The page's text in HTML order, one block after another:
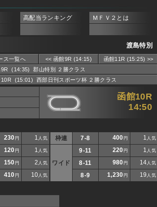
高配当ランキング
ＭＦＶ２とは
渡島特別
ス一覧へ << 函館9R (14:15)
函館11R (15:25) >>
9R (14:35) 郡山特別 ２勝クラス
10R (15:01) 西部日刊スポーツ杯 ２勝クラス
函館10R
14:50
230 円 1 人気
120 円 1 人気
150 円 2 人気
410 円 10人気
枠連 7-8 400 円 1 人気
ワイド
9-11 220 円 1 人気
8-11 980 円 14人気
8-9 1,230 円 19 人気